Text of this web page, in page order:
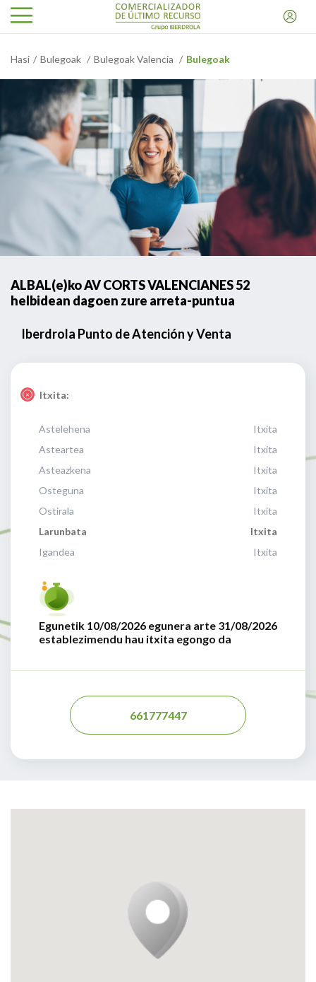
Hasi Bulegoak Bulegoak Valencia Bulegoak
ALBAL(e)ko AV CORTS VALENCIANES 52
helbidean dagoen zure arreta-puntua
Iberdrola Punto de Atención y Venta
Itxita:
Astelehena
Itxita
Asteartea
Itxita
Asteazkena
Itxita
Osteguna
Itxita
Ostirala
Itxita
Larunbata
Itxita
Igandea
Itxita
Egunetik 10/08/2026 egunera arte 31/08/2026
establezimendu hau itxita egongo da
661777447